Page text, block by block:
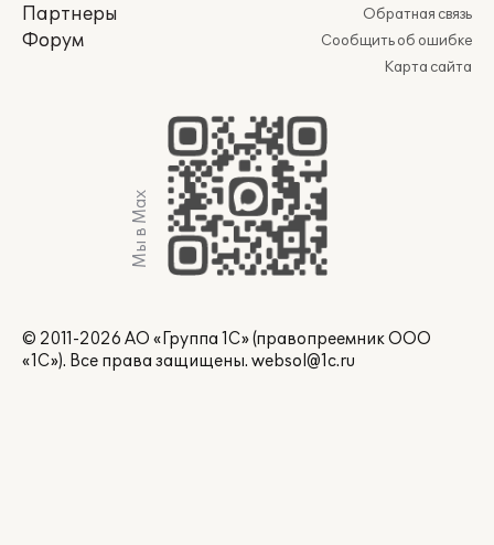
Партнеры
Форум
Обратная связь
Сообщить об ошибке
Карта сайта
Мы в Max
© 2011-2026 АО «Группа 1С» (правопреемник ООО
«1С»). Все права защищены. websol@1c.ru